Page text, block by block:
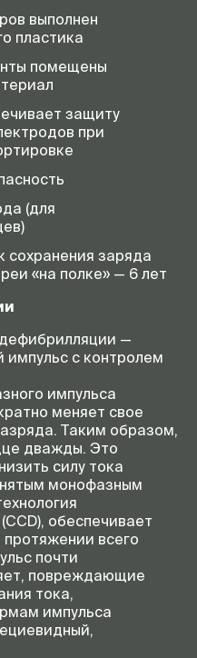
выполнен
пластика
помещены
защиту
при
(для
сохранения заряда
«на полке» — 6 лет
—
импульс с контролем
импульса
меняет свое
Таким образом,
дважды. Это
силу тока
монофазным
обеспечивает
всего
почти
повреждающие
тока,
импульса